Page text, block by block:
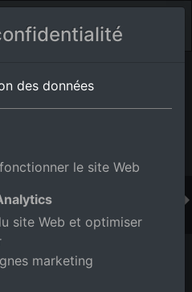
Leopoldshafen
des données
le site Web
site Web et optimiser
marketing